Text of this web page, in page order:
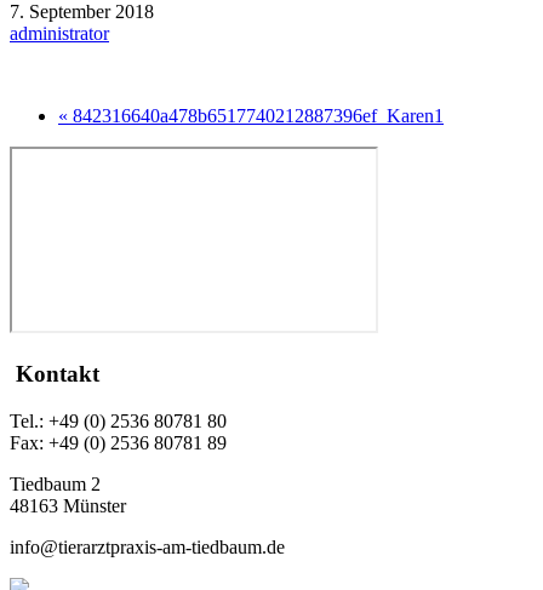
7. September 2018
administrator
« 842316640a478b6517740212887396ef_Karen1
Kontakt
Tel.: +49 (0) 2536 80781 80
Fax: +49 (0) 2536 80781 89
Tiedbaum 2
48163 Münster
info@tierarztpraxis-am-tiedbaum.de